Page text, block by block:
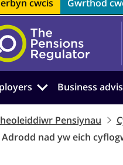
cwcis Gwrthod
Business
Pensiynau
Adrodd nad yw eich